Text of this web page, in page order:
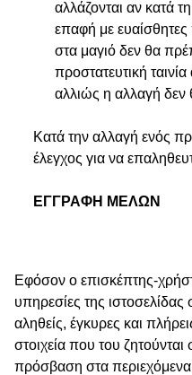
αλλάζονται αν κατά
επαφή με
στα μαγιό δεν θα
προστατευτική
αλλιώς η αλλαγή δεν
Κατά την αλλαγή ενός
έλεγχος για να
ΕΓΓΡΑΦΗ ΜΕΛΩΝ
Εφόσον ο επισκέπτης-
υπηρεσίες της
αληθείς, έγκυρες και
στοιχεία που του ζητούνται
πρόσβαση στα περιεχόμενα